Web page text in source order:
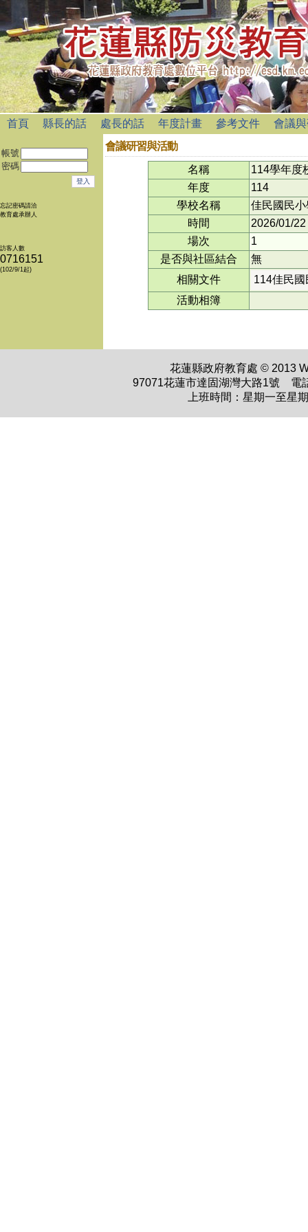
首頁 縣長的話 處長的話 年度計畫 參考文件 會議
帳號
密碼
忘記密碼請洽
教育處承辦人
訪客人數
0716151
(102/9/1起)
會議研習與活動
名稱
114學年度
年度
114
學校名稱
佳民國民小
時間
2026/01/22
場次
1
是否與社區結合
無
相關文件
114佳民
活動相簿
花蓮縣政府教育處 © 2013
97071花蓮市達固湖灣大路1號 電
上班時間：星期一至星